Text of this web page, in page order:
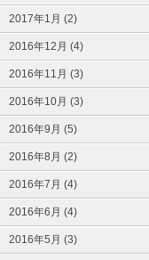
2017年1月 (2)
2016年12月 (4)
2016年11月 (3)
2016年10月 (3)
2016年9月 (5)
2016年8月 (2)
2016年7月 (4)
2016年6月 (4)
2016年5月 (3)